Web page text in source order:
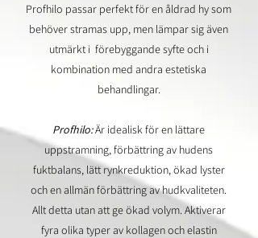
Profhilo passar perfekt för en åldrad hy som
behöver stramas upp, men lämpar sig även
utmärkt i förebyggande syfte och i
kombination med andra estetiska
behandlingar.
Profhilo:Är idealisk för en lättare
uppstramning, förbättring av hudens
fuktbalans, lätt rynkreduktion, ökad lyster
och en allmän förbättring av hudkvaliteten.
Allt detta utan att ge ökad volym. Aktiverar
fyra olika typer av kollagen och elastin